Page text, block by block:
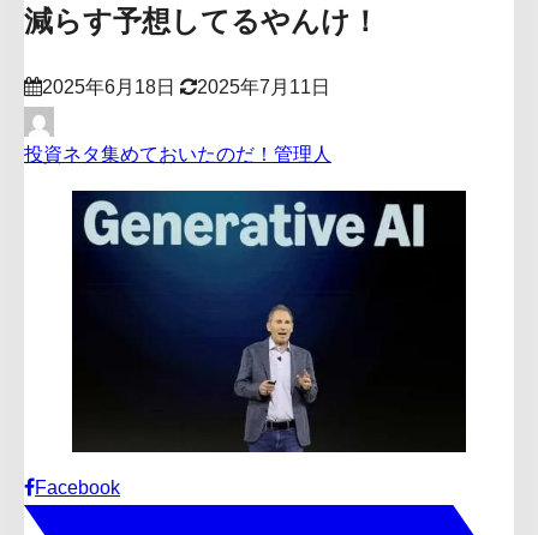
減らす予想してるやんけ！
2025年6月18日 2025年7月11日
投資ネタ集めておいたのだ！管理人
Facebook